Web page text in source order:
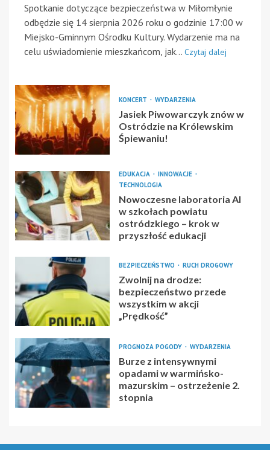
Spotkanie dotyczące bezpieczeństwa w Miłomłynie
odbędzie się 14 sierpnia 2026 roku o godzinie 17:00 w
Miejsko-Gminnym Ośrodku Kultury. Wydarzenie ma na
celu uświadomienie mieszkańcom, jak... Czytaj dalej
KONCERT WYDARZENIA
Jasiek Piwowarczyk znów w
Ostródzie na Królewskim
Śpiewaniu!
EDUKACJA
INNOWACJE
TECHNOLOGIA
Nowoczesne laboratoria AI
w szkołach powiatu
ostródzkiego – krok w
przyszłość edukacji
BEZPIECZEŃSTWO RUCH DROGOWY
Zwolnij na drodze:
bezpieczeństwo przede
wszystkim w akcji
„Prędkość”
PROGNOZA POGODY WYDARZENIA
Burze z intensywnymi
opadami w warmińsko-
mazurskim – ostrzeżenie 2.
stopnia